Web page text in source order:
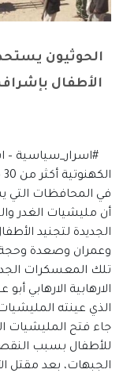
الحوثيون
الأطفال
#اسرار_سياسية –
في المحافظات
أن مليشيات الغدر
الجديدة لتجنيد
وعمران وصعدة
تلك المعسكرات
الارهابية الارهابي
الذي عينته
جاء فتح المليشيات
للأطفال بسبب النقص
الجبهات، بعد مقتل